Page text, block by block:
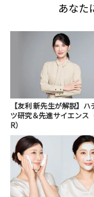
あなた
【友利 新先生が解説】ハ
ツ研究＆先進サイエンス
R）